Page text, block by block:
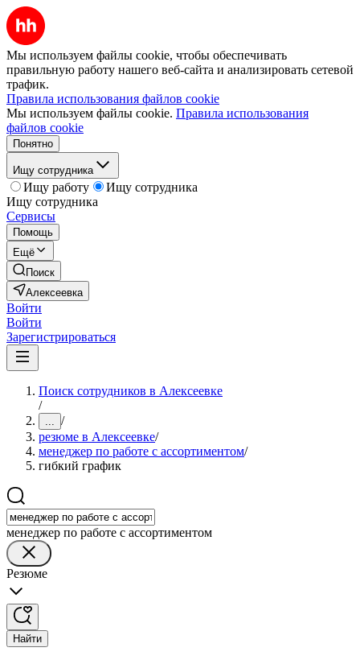
Мы используем файлы cookie, чтобы обеспечивать
правильную работу нашего веб-сайта и анализировать сетевой
трафик.
Правила использования файлов cookie
Мы используем файлы cookie. Правила использования
файлов cookie
Понятно
Ищу сотрудника
Ищу работу
Ищу сотрудника
Ищу сотрудника
Сервисы
Помощь
Ещё
Поиск
Алексеевка
Войти
Войти
Зарегистрироваться
Поиск сотрудников в Алексеевке
/
... /
резюме в Алексеевке/
менеджер по работе с ассортиментом/
гибкий график
менеджер по работе с ассортиментом
Резюме
Найти